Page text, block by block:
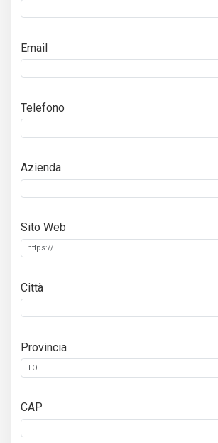
Email
Telefono
Azienda
Sito Web
Città
Provincia
CAP